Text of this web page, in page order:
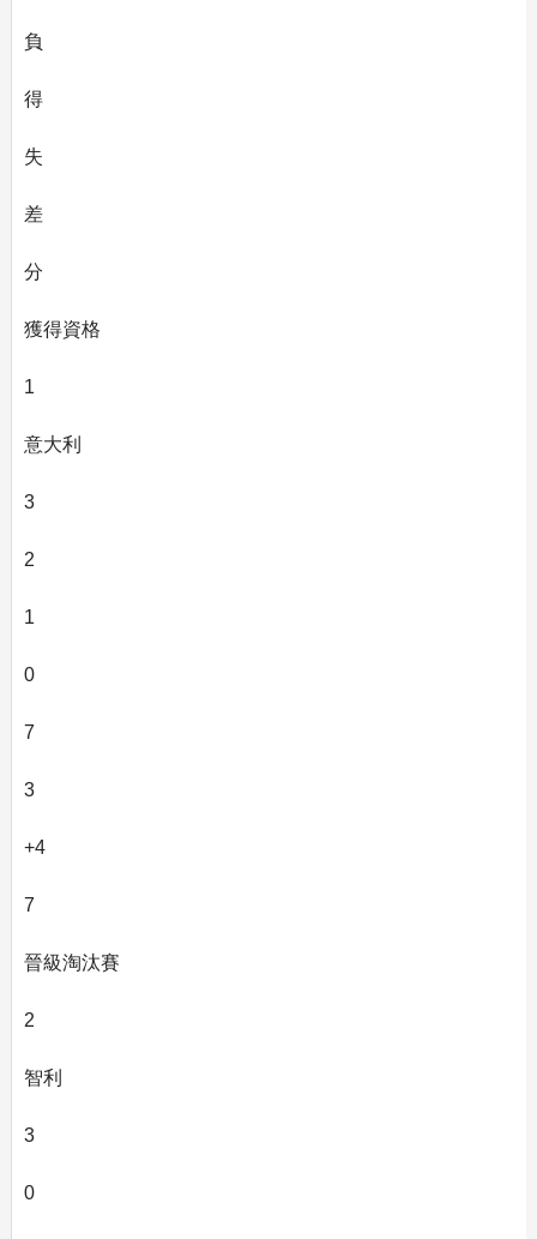
負
得
失
差
分
獲得資格
1
意大利
3
2
1
0
7
3
+4
7
晉級淘汰賽
2
智利
3
0